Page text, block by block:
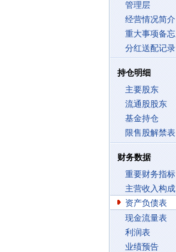
管理层
经营情况简介
重大事项备忘
分红送配记录
持仓明细
主要股东
流通股股东
基金持仓
限售股解禁表
财务数据
重要财务指标
主营收入构成
资产负债表
现金流量表
利润表
业绩预告